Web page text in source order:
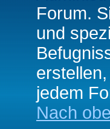
Forum.
und
jedem
Nach